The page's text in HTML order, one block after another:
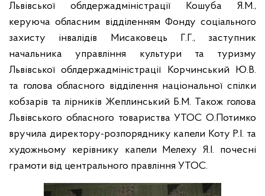
Львівської облдержадміністрації Кошуба Я.М.,
керуюча обласним відділенням Фонду соціального
захисту інвалідів Мисаковець Г.Г., заступник
начальника управління культури та туризму
Львівської облдержадміністрації Корчинський Ю.В.
та голова обласного відділення національної спілки
кобзарів та лірників Жеплинський Б.М. Також голова
Львівського обласного товариства УТОС О.Потимко
вручила директору-розпоряднику капели Коту Р.І. та
художньому керівнику капели Мелеху Я.І. почесні
грамоти від центрального правління УТОС.